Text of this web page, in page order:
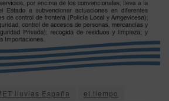
lluvias España
el tiempo